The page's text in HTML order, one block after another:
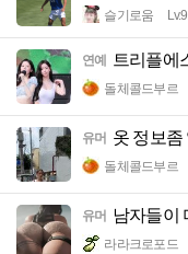
슬기로움
연예 트리플에
돌체콜드부르
유머 옷 정보좀
돌체콜드부르
유머 남자들이
라라크로포드